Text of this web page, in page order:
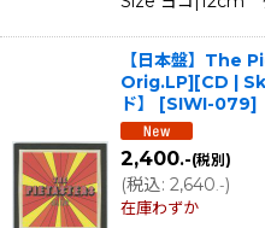
【日本盤】The
Orig.LP][CD |
ド】
[SIWI-079]
2,400.-(税別)
(税込: 2,640.-)
在庫わずか